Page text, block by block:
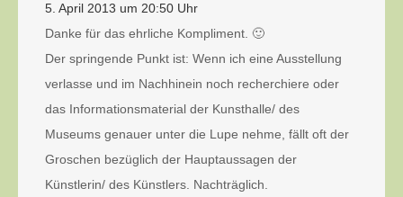
5. April 2013 um 20:50 Uhr
Danke für das ehrliche Kompliment. 🙂
Der springende Punkt ist: Wenn ich eine Ausstellung
verlasse und im Nachhinein noch recherchiere oder
das Informationsmaterial der Kunsthalle/ des
Museums genauer unter die Lupe nehme, fällt oft der
Groschen bezüglich der Hauptaussagen der
Künstlerin/ des Künstlers. Nachträglich.